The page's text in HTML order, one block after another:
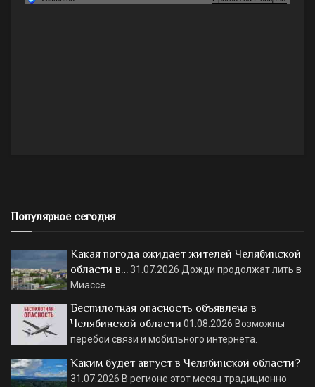
Популярное сегодня
Какая погода ожидает жителей Челябинской
области в…31.07.2026 Дожди продолжат лить в
Миассе.
Беспилотная опасность объявлена в
Челябинской области 01.08.2026 Возможны
перебои связи и мобильного интернета.
Каким будет август в Челябинской области?
31.07.2026 В регионе этот месяц традиционно